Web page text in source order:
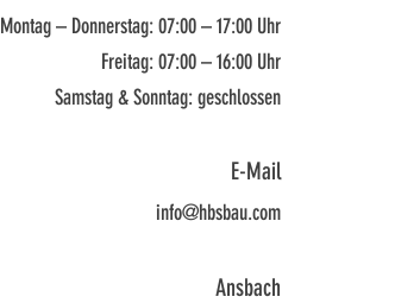
Montag – Donnerstag: 07:00 – 17:00 Uhr
Freitag: 07:00 – 16:00 Uhr
Samstag & Sonntag: geschlossen
E-Mail
info@hbsbau.com
Ansbach